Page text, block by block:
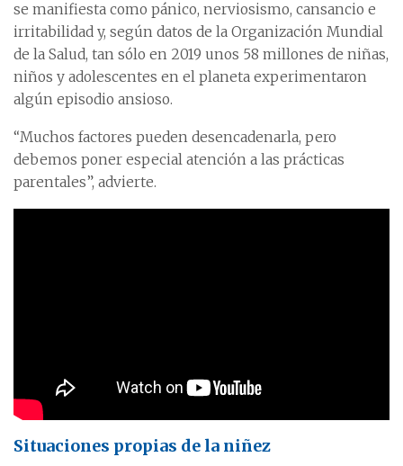
se manifiesta como pánico, nerviosismo, cansancio e
irritabilidad y, según datos de la Organización Mundial
de la Salud, tan sólo en 2019 unos 58 millones de niñas,
niños y adolescentes en el planeta experimentaron
algún episodio ansioso.
“Muchos factores pueden desencadenarla, pero
debemos poner especial atención a las prácticas
parentales”, advierte.
Situaciones propias de la niñez